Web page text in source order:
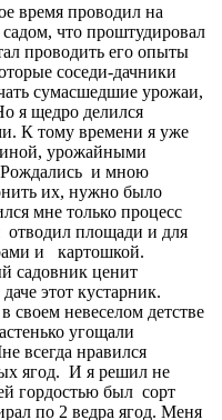
время проводил на
что проштудировал
проводить его опыты
соседи-дачники
сумасшедшие урожаи,
я щедро делился
К тому времени я уже
урожайными
и мною
их, нужно было
мне только процесс
площади и для
и картошкой.
садовник ценит
этот кустарник.
невеселом детстве
угощали
всегда нравился
ягод. И я решил не
гордостью был сорт
по 2 ведра ягод. Меня